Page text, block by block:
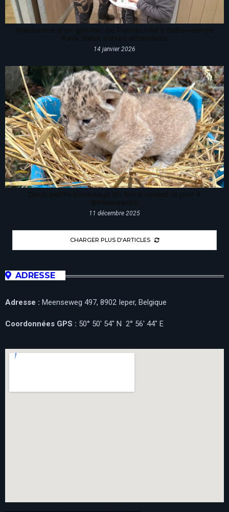
14 janvier 2026
11 décembre 2025
CHARGER PLUS D'ARTICLES
ADRESSE
Adresse : Meenseweg 497, 8902 Ieper, Belgique
Coordonnées GPS : 50° 50′ 54″ N 2° 56′ 44″ E